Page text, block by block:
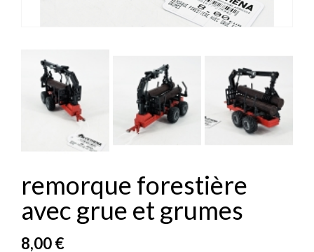
remorque forestière
avec grue et grumes
8,00 €